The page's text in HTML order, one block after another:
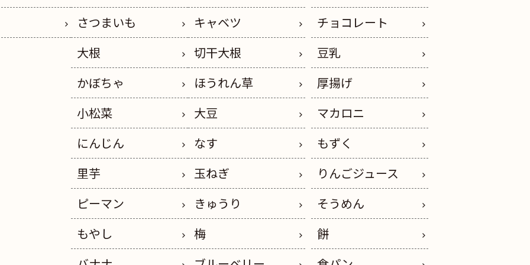
さつまいも
キャベツ
大根
切干大根
かぼちゃ
ほうれん草
小松菜
大豆
にんじん
なす
里芋
玉ねぎ
ピーマン
きゅうり
もやし
梅
チョコレート
豆乳
厚揚げ
マカロニ
もずく
りんごジュース
そうめん
餅